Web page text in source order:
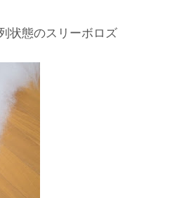
状態のスリーボロズ